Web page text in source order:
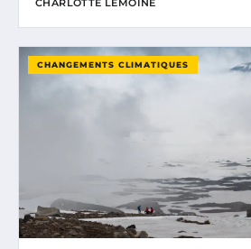
CHARLOTTE LEMOINE
CHANGEMENTS CLIMATIQUES